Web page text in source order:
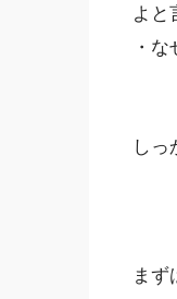
よと
・
しっ
まず